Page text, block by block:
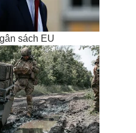
sách EU